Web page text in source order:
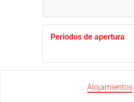
Periodos de apertura
Alojamientos